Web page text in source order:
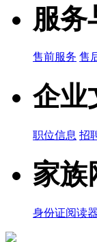
服务
售前服务 售
企业
职位信息 招
家族
身份证阅读